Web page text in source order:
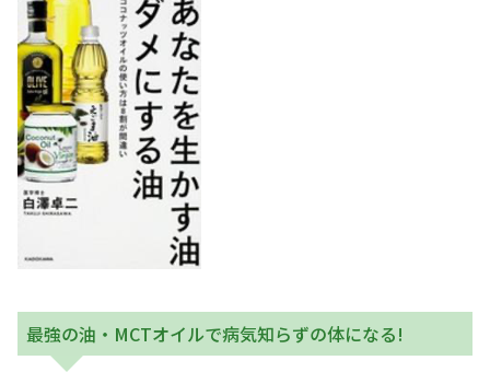
最強の油・MCTオイルで病気知らずの体になる!